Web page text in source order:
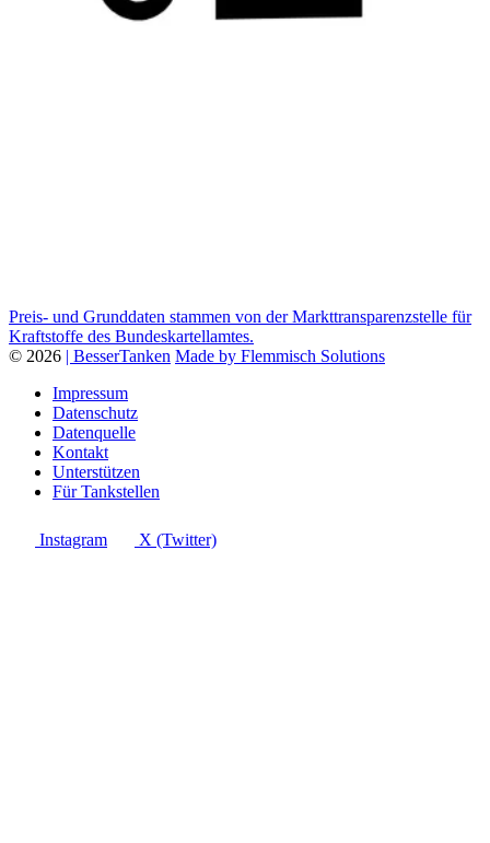
Preis- und Grunddaten stammen von der Markttransparenzstelle für
Kraftstoffe des Bundeskartellamtes.
© 2026 | BesserTanken Made by Flemmisch Solutions
Impressum
Datenschutz
Datenquelle
Kontakt
Unterstützen
Für Tankstellen
Instagram X (Twitter)